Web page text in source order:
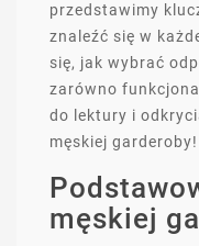
przedstawimy
znaleźć się w
się, jak wybrać
zarówno
do lektury i
męskiej garderoby!
męskiej